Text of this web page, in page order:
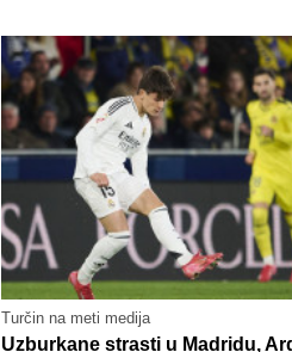
Turčin na meti medija
Uzburkane strasti u Madridu,